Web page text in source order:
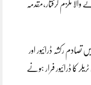
والا ملزم گرفتار،مقدمہ
تصادم رکشہ ڈرائیور اور
کا ڈرائیور فرار ہونے